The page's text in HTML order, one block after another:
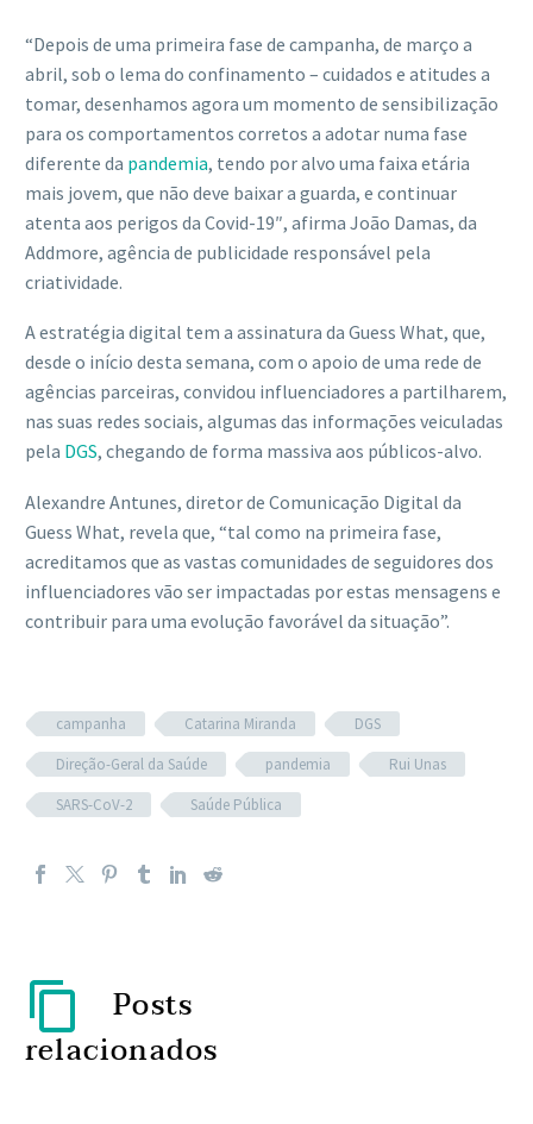
“Depois de uma primeira fase de campanha, de março a
abril, sob o lema do confinamento – cuidados e atitudes a
tomar, desenhamos agora um momento de sensibilização
para os comportamentos corretos a adotar numa fase
diferente da pandemia, tendo por alvo uma faixa etária
mais jovem, que não deve baixar a guarda, e continuar
atenta aos perigos da Covid-19″, afirma João Damas, da
Addmore, agência de publicidade responsável pela
criatividade.
A estratégia digital tem a assinatura da Guess What, que,
desde o início desta semana, com o apoio de uma rede de
agências parceiras, convidou influenciadores a partilharem,
nas suas redes sociais, algumas das informações veiculadas
pela DGS, chegando de forma massiva aos públicos-alvo.
Alexandre Antunes, diretor de Comunicação Digital da
Guess What, revela que, “tal como na primeira fase,
acreditamos que as vastas comunidades de seguidores dos
influenciadores vão ser impactadas por estas mensagens e
contribuir para uma evolução favorável da situação”.
campanha Catarina Miranda
DGS
Direção-Geral da Saúde
pandemia
Rui Unas
SARS-CoV-2
Saúde Pública
Posts
relacionados